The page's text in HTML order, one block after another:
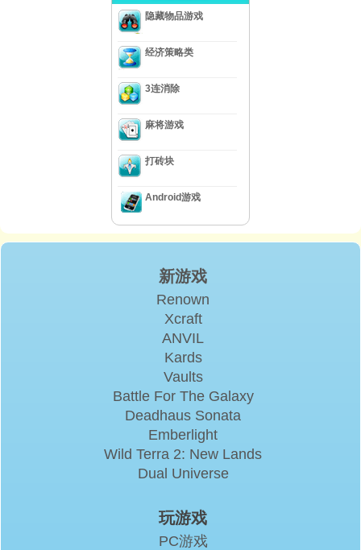
隐藏物品游戏
经济策略类
3连消除
麻将游戏
打砖块
Android游戏
新游戏
Renown
Xcraft
ANVIL
Kards
Vaults
Battle For The Galaxy
Deadhaus Sonata
Emberlight
Wild Terra 2: New Lands
Dual Universe
玩游戏
PC游戏